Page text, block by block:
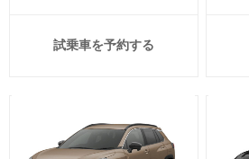
試乗車を予約する